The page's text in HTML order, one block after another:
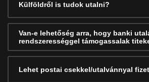
Külföldről is tudok utalni?
Van-e lehetőség arra, hogy banki
rendszerességgel támogassalak
Lehet postai csekkel/utalvánnyal